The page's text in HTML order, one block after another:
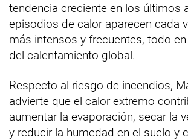
tendencia creciente en los últimos
episodios de calor aparecen cada
más intensos y frecuentes, todo
del calentamiento global.
Respecto al riesgo de incendios,
advierte que el calor extremo
aumentar la evaporación, secar la
y reducir la humedad en el suelo y